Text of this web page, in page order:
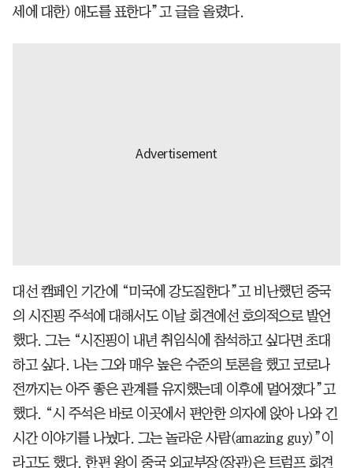
세에 대한) 애도를 표한다”고 글을 올렸다.
대선 캠페인 기간에 “미국에 강도질한다”고 비난했던 중국
의 시진핑 주석에 대해서도 이날 회견에선 호의적으로 발언
했다. 그는 “시진핑이 내년 취임식에 참석하고 싶다면 초대
하고 싶다. 나는 그와 매우 높은 수준의 토론을 했고 코로나
전까지는 아주 좋은 관계를 유지했는데 이후에 멀어졌다”고
했다. “시 주석은 바로 이곳에서 편안한 의자에 앉아 나와 긴
시간 이야기를 나눴다. 그는 놀라운 사람(amazing guy)”이
라고도 했다. 한편 왕이 중국 외교부장(장관)은 트럼프 회견